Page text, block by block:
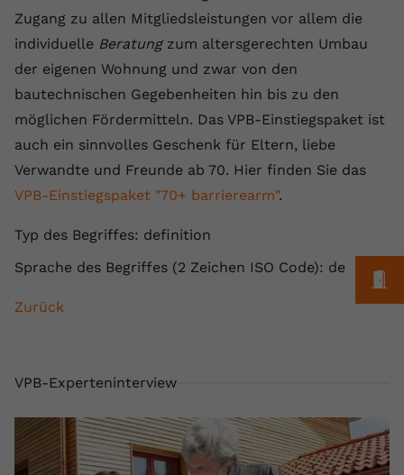
VPB-Experteninterview
Zugang zu allen Mitgliedsleistungen vor allem die
individuelle Beratungzum altersgerechten Umbau
der eigenen Wohnung und zwar von den
bautechnischen Gegebenheiten hin bis zu den
möglichen Fördermitteln. Das VPB-Einstiegspaket ist
auch ein sinnvolles Geschenk für Eltern, liebe
Verwandte und Freunde ab 70. Hier finden Sie das
VPB-Einstiegspaket "70+ barrierearm".
Typ des Begriffes: definition
Sprache des Begriffes (2 Zeichen ISO Code): de
Zurück
Zweck
Dieser Wert speichert Ihre Consent-
Einstellungen. Unter anderem eine
zufällig generierte ID, für die
historische Speicherung Ihrer
vorgenommen Einstellungen, falls der
Webseiten-Betreiber dies eingestellt
Benutzereinstellungen zu ermöglichen.
Zweck
wiederzuerkennen und statistische
Informationen zur Nutzung der
Website zu erfassen.
Anbieter Google Ads
Zweck
Wird von Google Ads für das
Conversion-Tracking verwendet, um
Werbeklicks der Nutzung auf unserer
Cookie-Informationen anzeigen
Wir verwenden auf unserer Website externe Inhalte,
um Ihnen zusätzliche Informationen anzubieten.
Anbieter vimeo.com
Tracking-Informationen zu sammeln,
Name CONSENT
Anbieter youtube.com
Laufzeit 2 Jahre